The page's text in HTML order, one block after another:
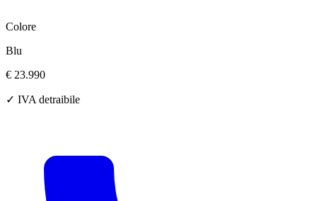
Colore
Blu
€ 23.990
✓ IVA detraibile